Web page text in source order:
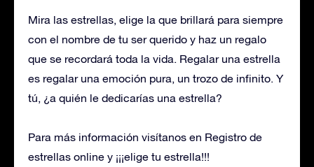
Mira las estrellas, elige la que brillará para siempre
con el nombre de tu ser querido y haz un regalo
que se recordará toda la vida. Regalar una estrella
es regalar una emoción pura, un trozo de infinito. Y
tú, ¿a quién le dedicarías una estrella?
Para más información visítanos en Registro de
estrellas online y ¡¡¡elige tu estrella!!!